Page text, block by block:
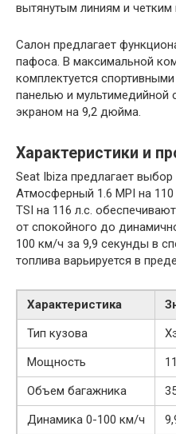
вытянутым линиям и четким
Салон предлагает
пафоса. В максимальной
комплектуется
панелью и мультимедийной
экраном на 9,2 дюйма.
Характеристики и
Seat Ibiza предлагает выбор
Атмосферный 1.6 MPI на
TSI на 116 л.с.
от спокойного до
100 км/ч за 9,9 секунды в
топлива варьируется в
Характеристика
Тип кузова
Мощность
Объем багажника
Динамика 0-100 км/ч